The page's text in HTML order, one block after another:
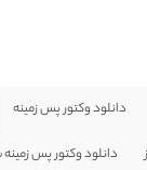
دانلود وکتور پس زمینه
دانلود وکتور پس زمینه